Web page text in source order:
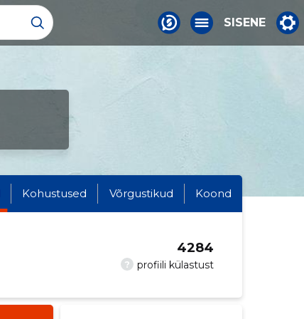
SISENE
Kohustused Võrgustikud Koond
? profiili külastust
4284